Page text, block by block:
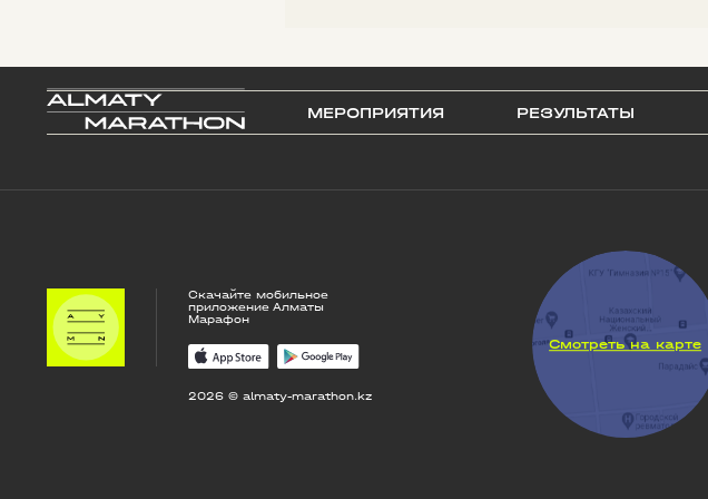
МЕРОПРИЯТИЯ РЕЗУЛЬТАТЫ
Скачайте мобильное
приложение Алматы
Марафон
2026 © almaty-marathon.kz
Смотреть на карте